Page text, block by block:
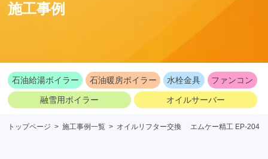
施工事例
石油給湯ボイラー 石油暖房ボイラー 水栓金具 ファンコン
融雪用ボイラー オイルサーバー
トップページ > 施工事例一覧 > オイルリフター交換 エムケー精工 EP-204